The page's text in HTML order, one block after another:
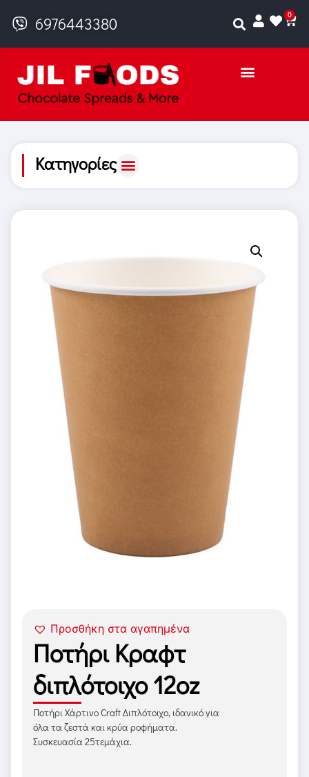
6976443380 0
Κατηγορίες
Προσθήκη στα αγαπημένα
Ποτήρι Κραφτ
διπλότοιχο 12oz
Ποτήρι Χάρτινο Craft Διπλότοιχο, ιδανικό για
όλα τα ζεστά και κρύα ροφήματα.
Συσκευασία 25τεμάχια.